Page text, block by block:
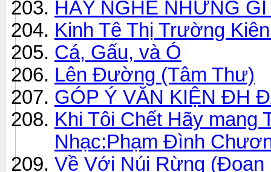
HÃY NGHE NHỮNG
Kinh Tê Thị Trường
Cá, Gấu, và Ó
Lên Đường (Tâm Thư)
GÓP Ý VĂN KIỆN ĐH
Khi Tôi Chết Hãy mang
Nhạc:Phạm Đình
Về Với Núi Rừng (Đoan